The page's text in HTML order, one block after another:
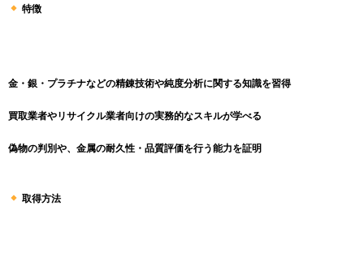
特徴
金・銀・プラチナなどの精錬技術や純度分析に関する知識を習得
買取業者やリサイクル業者向けの実務的なスキルが学べる
偽物の判別や、金属の耐久性・品質評価を行う能力を証明
取得方法